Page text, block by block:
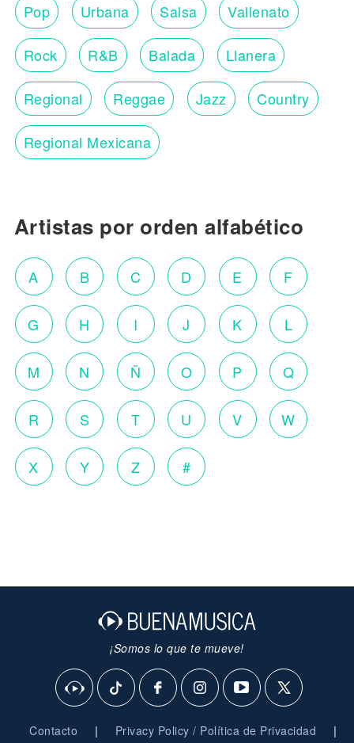
Pop Urbana Salsa Vallenato
Rock R&B Balada Llanera
Regional Reggae Jazz Country
Regional Mexicana
Artistas por orden alfabético
A B C D E F
G H I J K L
M N Ñ O P Q
R S T U V W
X Y Z #
¡Somos lo que te mueve!
Contacto | Privacy Policy / Política de Privacidad |